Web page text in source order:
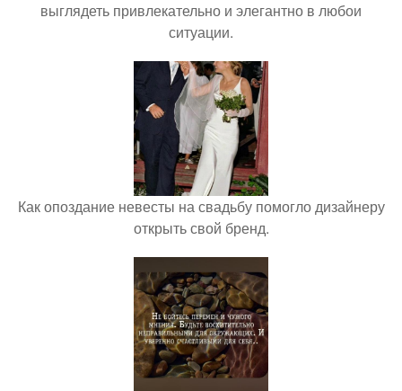
выглядеть привлекательно и элегантно в любои
ситуации.
Как опоздание невесты на свадьбу помогло дизайнеру
открыть свой бренд.